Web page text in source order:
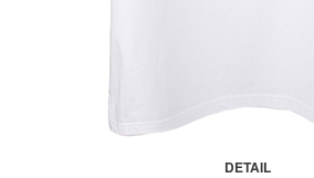
DETAIL